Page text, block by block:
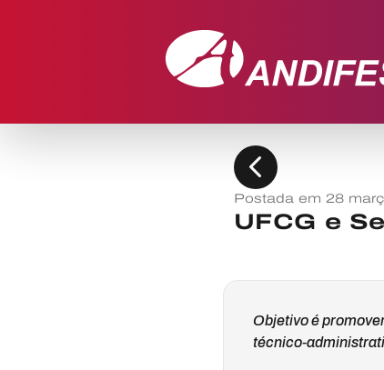
chevron_left
Postada em 28
UFCG e
Objetivo é
técnico-